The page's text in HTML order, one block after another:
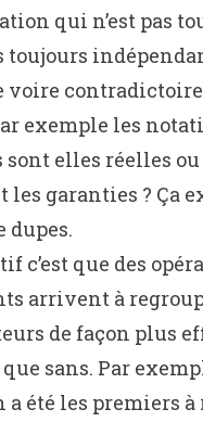
qui n’est pas
toujours
contradictoire.
exemple les
elles réelles ou
les garanties ? Ça
dupes.
c’est que des
arrivent à
de façon plus
sans. Par
a été les premiers